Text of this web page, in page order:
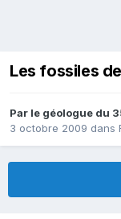
Les fossiles
Par le géologue du
3 octobre 2009 dans